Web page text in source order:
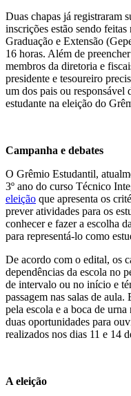
Duas chapas já registraram
inscrições estão sendo
Graduação e Extensão
16 horas. Além de
membros da diretoria e
presidente e tesoureiro
um dos pais ou responsável
estudante na eleição do
Campanha e debates
O Grêmio Estudantil,
3º ano do curso Técnico
eleição que apresenta os
prever atividades para os
conhecer e fazer a escolha
para representá-lo como
De acordo com o edital, os
dependências da escola no
de intervalo ou no início e
passagem nas salas de
pela escola e a boca de
duas oportunidades para
realizados nos dias 11 e 14
A eleição